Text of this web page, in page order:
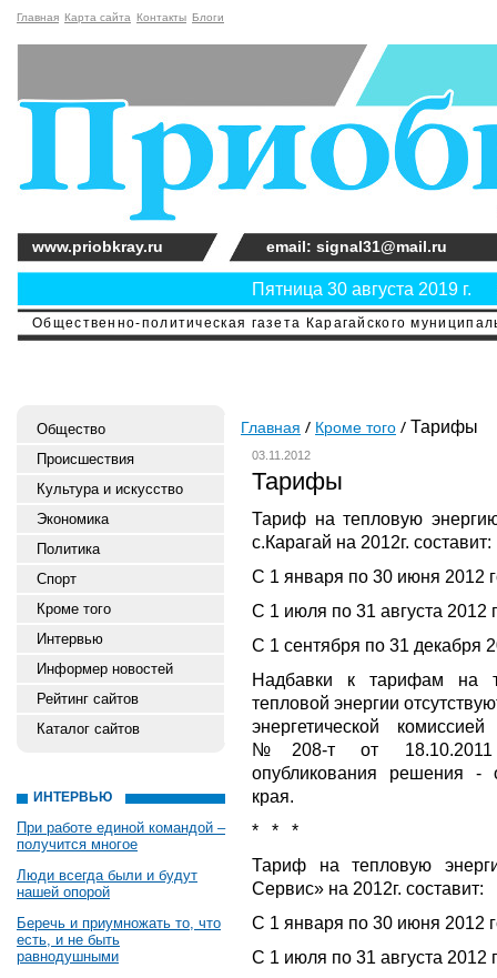
Главная Карта сайта Контакты Блоги
Общественно-политическая газета Карагайского
Пятница 30 августа 2019 г.
www.priobkray.ru email: signal31@mail.ru
Общество
Происшествия
Культура и искусство
Экономика
Политика
Спорт
Кроме того
Интервью
Информер новостей
Рейтинг сайтов
Каталог сайтов
ИНТЕРВЬЮ
При работе единой командой –
получится многое
Люди всегда были и будут
нашей опорой
Беречь и приумножать то, что
есть, и не быть
равнодушными
Главная Кроме того Тарифы
03.11.2012
Тарифы
Тариф на тепловую
с.Карагай на 2012г. составит:
С 1 января по 30 июня 2012
С 1 июля по 31 августа 2012
С 1 сентября по 31 декабря
Надбавки к тарифам на
тепловой энергии
энергетической
№208-т от 18.10.2011
опубликования решения
края.
* * *
Тариф на тепловую
Сервис» на 2012г. составит:
С 1 января по 30 июня 2012
С 1 июля по 31 августа 2012